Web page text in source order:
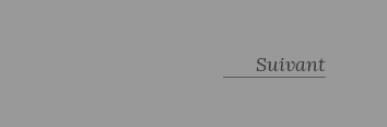
Suivant